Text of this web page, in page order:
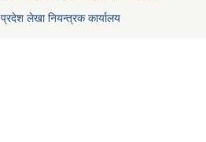
प्रदेश लेखा नियन्त्रक कार्यालय